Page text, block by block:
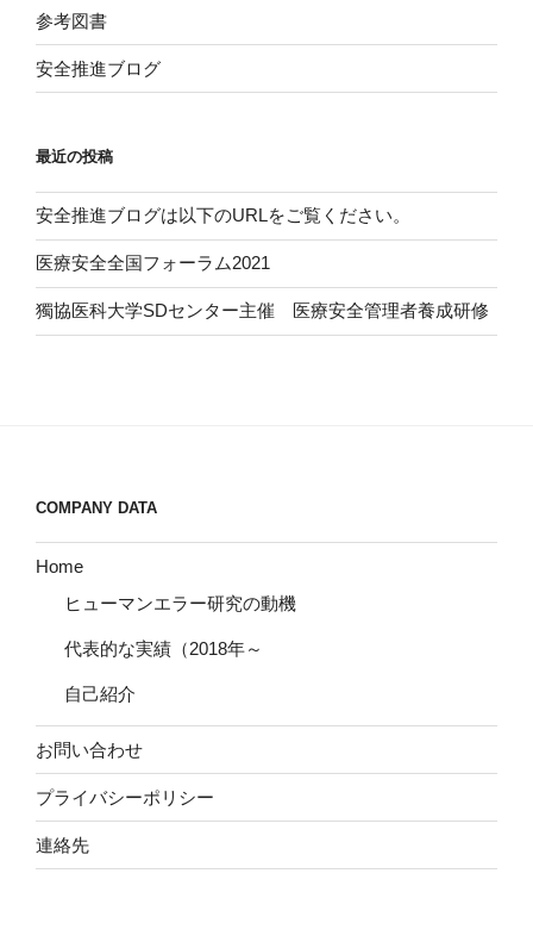
参考図書
安全推進ブログ
最近の投稿
安全推進ブログは以下のURLをご覧ください。
医療安全全国フォーラム2021
獨協医科大学SDセンター主催 医療安全管理者養成研修
COMPANY DATA
Home
ヒューマンエラー研究の動機
代表的な実績（2018年～
自己紹介
お問い合わせ
プライバシーポリシー
連絡先